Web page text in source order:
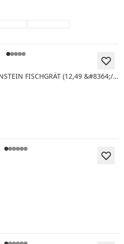
Möbelfolie - NEU SCHWANSTEIN FISCHGRÄT (12,49 &#8364;/m²)